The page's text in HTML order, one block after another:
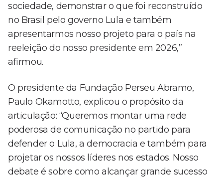
sociedade, demonstrar o que foi reconstruído
no Brasil pelo governo Lula e também
apresentarmos nosso projeto para o país na
reeleição do nosso presidente em 2026,”
afirmou.
O presidente da Fundação Perseu Abramo,
Paulo Okamotto, explicou o propósito da
articulação: “Queremos montar uma rede
poderosa de comunicação no partido para
defender o Lula, a democracia e também para
projetar os nossos líderes nos estados. Nosso
debate é sobre como alcançar grande sucesso